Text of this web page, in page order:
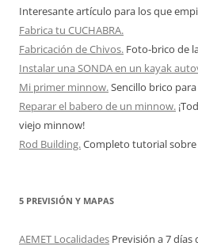
Interesante artículo para los que
Fabrica tu CUCHABRA.
Fabricación de Chivos. Foto-brico de
Instalar una SONDA en un kayak
Mi primer minnow.Sencillo brico
Reparar el babero de un minnow.
viejo minnow!
Rod Building.Completo tutorial sobre
5 PREVISIÓN Y MAPAS
AEMET Localidades Previsión a 7